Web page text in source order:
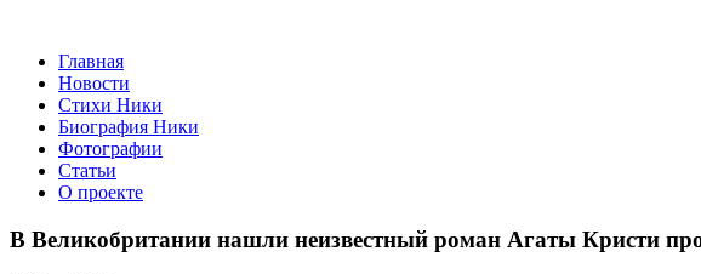
Главная
Новости
Стихи Ники
Биография Ники
Фотографии
Статьи
О проекте
В Великобритании нашли неизвестный роман Агаты Кристи